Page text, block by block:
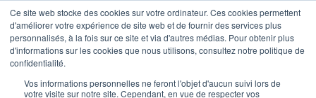
Ce site web stocke des cookies sur votre ordinateur. Ces cookies permettent
d'améliorer votre expérience de site web et de fournir des services plus
personnalisés, à la fois sur ce site et via d'autres médias. Pour obtenir plus
d'informations sur les cookies que nous utilisons, consultez notre politique de
confidentialité.
Vos informations personnelles ne feront l'objet d'aucun suivi lors de
votre visite sur notre site. Cependant, en vue de respecter vos